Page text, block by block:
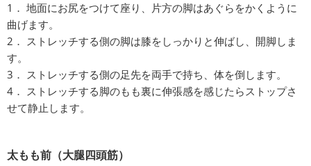
1． 地面にお尻をつけて座り、片方の脚はあぐらをかくように
曲げます。
2． ストレッチする側の脚は膝をしっかりと伸ばし、開脚しま
す。
3． ストレッチする側の足先を両手で持ち、体を倒します。
4． ストレッチする脚のもも裏に伸張感を感じたらストップさ
せて静止します。
太もも前（大腿四頭筋）